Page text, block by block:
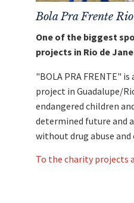
Bola Pra Frente
One of the biggest
projects in Rio de
"BOLA PRA FRENTE"
project in Guadalupe/
endangered children
determined future and
without drug abuse and
To the charity projects